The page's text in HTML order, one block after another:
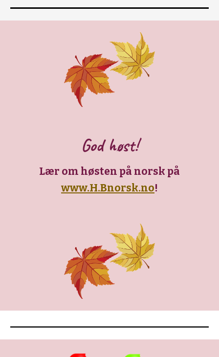
God høst!
Lær om høsten på norsk på
www.H.Bnorsk.no!